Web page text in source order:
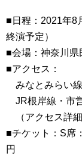
■日程：2021年8
終演予定）
■会場：神奈川
■アクセス：
みなとみらい
JR根岸線・市
（アクセス詳
■チケット：S席
円